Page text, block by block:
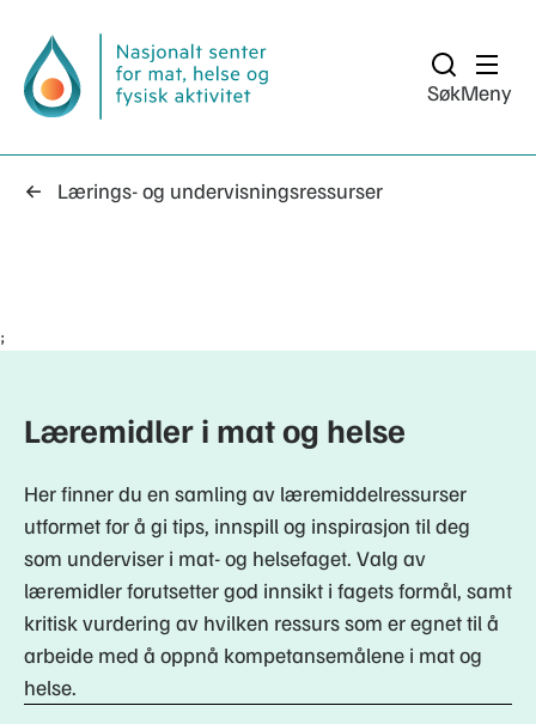
SøkMeny
Lærings- og undervisningsressurser
;
Læremidler i mat og helse
Her finner du en samling av læremiddelressurser
utformet for å gi tips, innspill og inspirasjon til deg
som underviser i mat- og helsefaget. Valg av
læremidler forutsetter god innsikt i fagets formål, samt
kritisk vurdering av hvilken ressurs som er egnet til å
arbeide med å oppnå kompetansemålene i mat og
helse.